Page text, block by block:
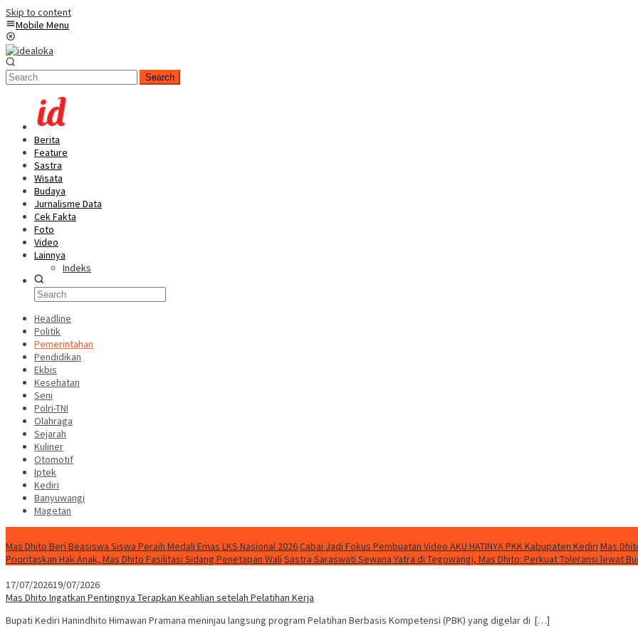
Skip to content
Mobile Menu
Search
Berita
Feature
Sastra
Wisata
Budaya
Jurnalisme Data
Cek Fakta
Foto
Video
Lainnya
Indeks
Headline
Politik
Pemerintahan
Pendidikan
Ekbis
Kesehatan
Seni
Polri-TNI
Olahraga
Sejarah
Kuliner
Otomotif
Iptek
Kediri
Banyuwangi
Magetan
Mas Dhito Beri Beasiswa Siswa Peraih Medali Emas LKS Nasional 2026Cabai Jadi Fokus Pembuatan Video AKU HATINYA PKK Kabupaten Kediri Mas
Prioritaskan Hak Anak, Mas Dhito Fasilitasi Sidang Penetapan Wali Sastra Saraswati Sewana Yatra di Tegowangi, Mas Dhito: Perkuat Toleransi lewat
17/07/202619/07/2026
Mas Dhito Ingatkan Pentingnya Terapkan Keahlian setelah Pelatihan Kerja
Bupati Kediri Hanindhito Himawan Pramana meninjau langsung program Pelatihan Berbasis Kompetensi (PBK) yang digelar di […]